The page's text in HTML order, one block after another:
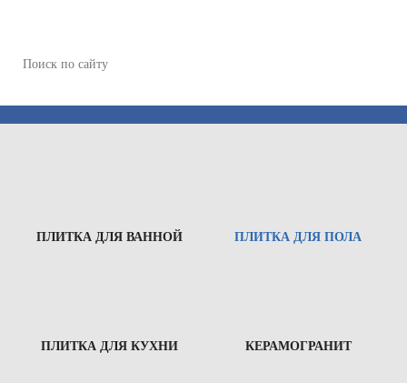
ПЛИТКА ДЛЯ ВАННОЙ ПЛИТКА ДЛЯ ПОЛА
ПЛИТКА ДЛЯ КУХНИ КЕРАМОГРАНИТ